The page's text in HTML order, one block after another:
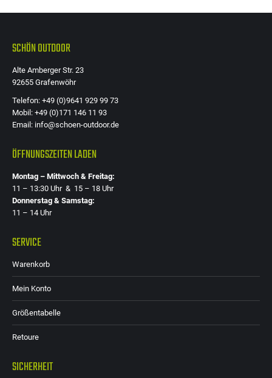
SCHÖN OUTDOOR
Alte Amberger Str. 23
92655 Grafenwöhr
Telefon: +49 (0)9641 929 99 73
Mobil: +49 (0)171 146 11 93
Email: info@schoen-outdoor.de
ÖFFNUNGSZEITEN LADEN
Montag – Mittwoch & Freitag:
11 – 13:30 Uhr & 15 – 18 Uhr
Donnerstag & Samstag:
11 – 14 Uhr
SERVICE
Warenkorb
Mein Konto
Größentabelle
Retoure
SICHERHEIT